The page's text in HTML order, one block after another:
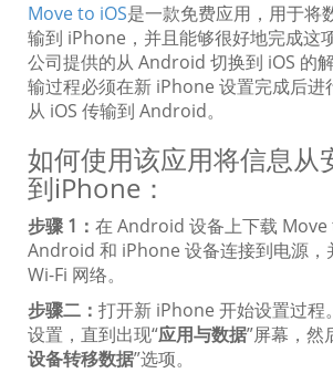
Move to iOS是一款免费应用，用于将
输到 iPhone，并且能够很好地完成这
公司提供的从 Android 切换到 iOS 的
输过程必须在新 iPhone 设置完成后进
从 iOS 传输到 Android。
如何使用该应用将信息从
到iPhone：
步骤 1： 在 Android 设备上下载 Move
Android 和 iPhone 设备连接到电源，
Wi-Fi 网络。
步骤二： 打开新 iPhone 开始设置过程
设置，直到出现“应用与数据”屏幕，然
设备转移数据”选项。